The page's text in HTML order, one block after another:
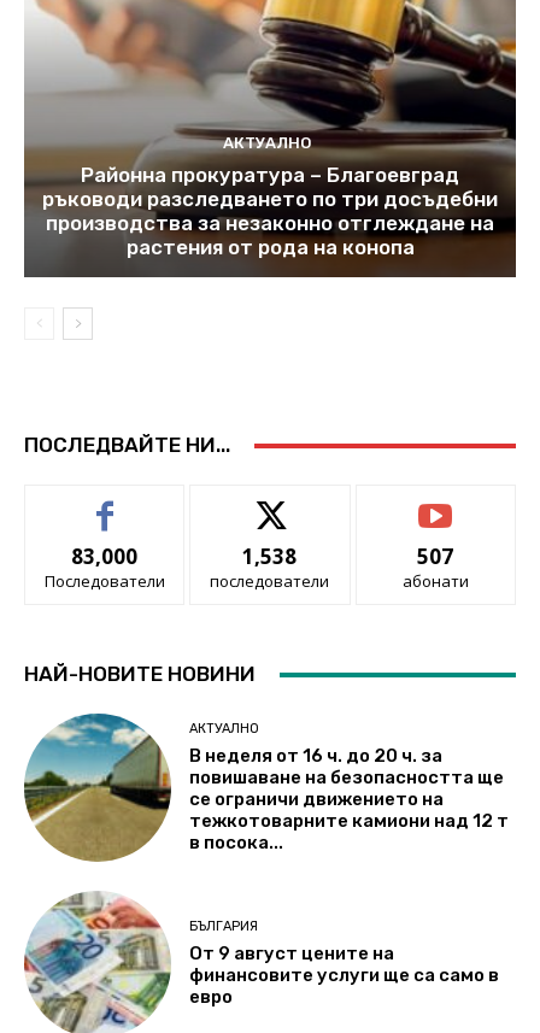
АКТУАЛНО
Районна прокуратура – Благоевград
ръководи разследването по три досъдебни
производства за незаконно отглеждане на
растения от рода на конопа
ПОСЛЕДВАЙТЕ НИ...
83,000
Последователи
1,538
последователи
507
абонати
НАЙ-НОВИТЕ НОВИНИ
АКТУАЛНО
В неделя от 16 ч. до 20 ч. за
повишаване на безопасността ще
се ограничи движението на
тежкотоварните камиони над 12 т
в посока...
БЪЛГАРИЯ
От 9 август цените на
финансовите услуги ще са само в
евро